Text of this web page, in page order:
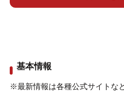
基本情報
※最新情報は各種公式サイトな